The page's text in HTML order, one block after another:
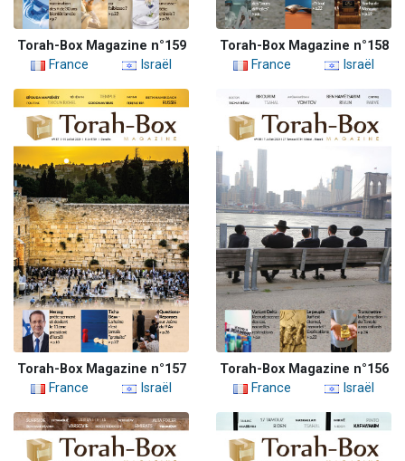
Torah-Box Magazine n°159
France
Israël
Torah-Box Magazine n°158
France
Israël
Torah-Box Magazine n°157
France
Israël
Torah-Box Magazine n°156
France
Israël